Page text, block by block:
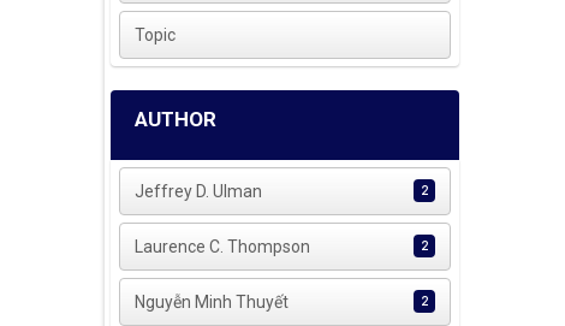
Topic
AUTHOR
Jeffrey D. Ulman 2
Laurence C. Thompson 2
Nguyễn Minh Thuyết 2